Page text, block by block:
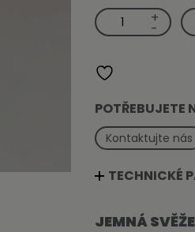
Náplň
do
aroma
as
Water
500ml
+
-
POTŘEBUJETE
Kontaktujte nás
TECHNICKÉ
JEMNÁ